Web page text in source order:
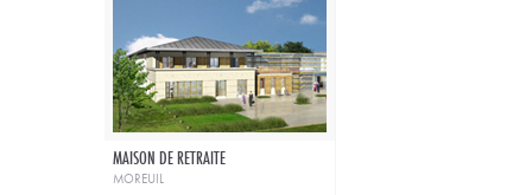
MAISON DE RETRAITE
moreuil